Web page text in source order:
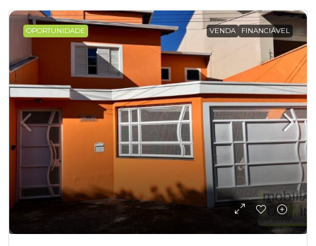
OPORTUNIDADE VENDA FINANCIÁVEL